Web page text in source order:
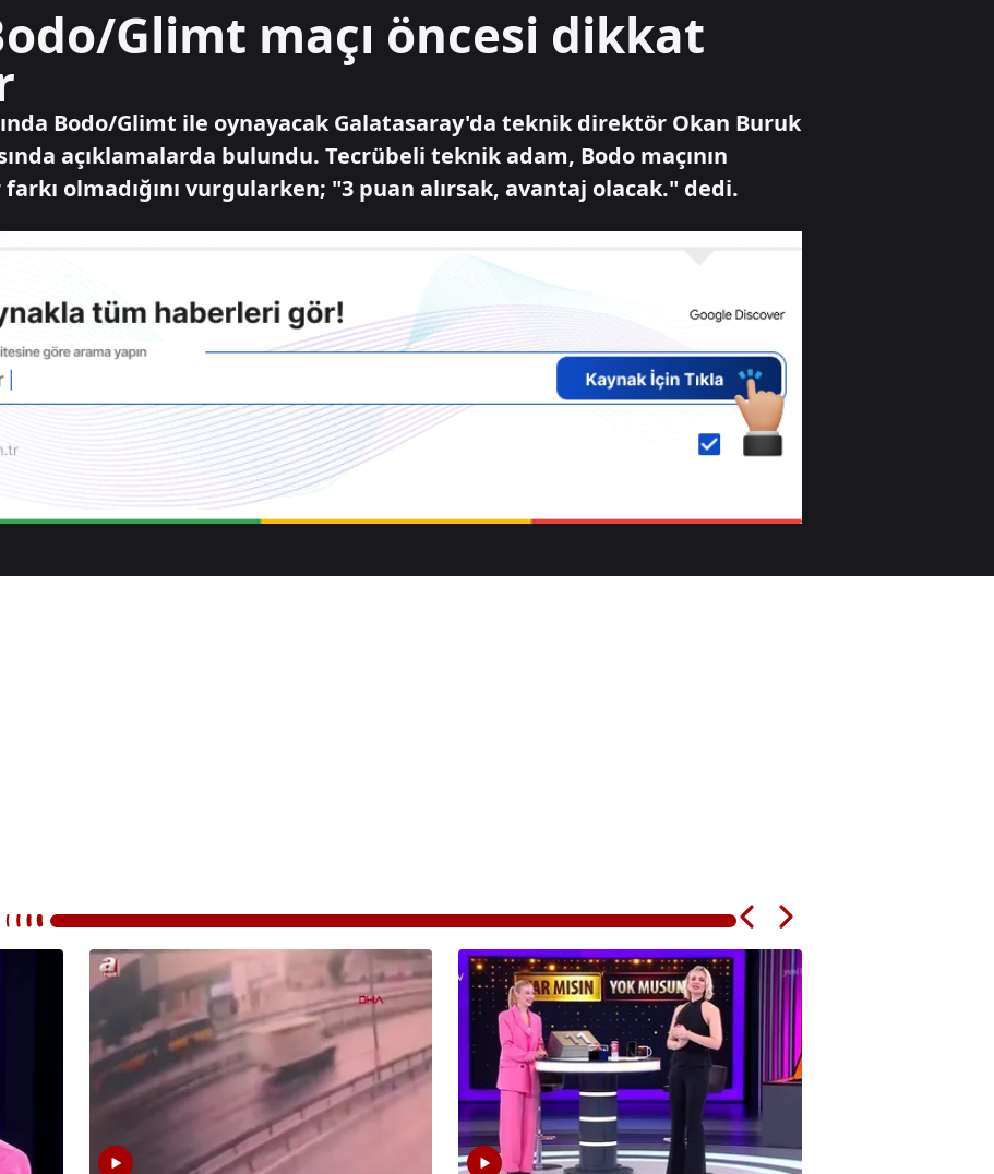
Gabar'da petrol
üretim rekoru
Gündem
Çelik: "Üçüncü göz
diye bir şey yok,
vardır"
Glimt maçı öncesi dikkat
Bodo/Glimt ile oynayacak Galatasaray'da teknik direktör Okan Buruk
açıklamalarda bulundu. Tecrübeli teknik adam, Bodo maçının
olmadığını vurgularken; "3 puan alırsak, avantaj olacak." dedi.